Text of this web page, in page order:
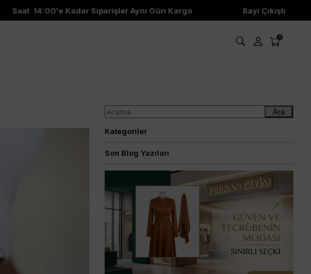
Saat 14:00'e Kadar Siparişler Aynı Gün Kargo Bayi Çıkışlı Ürünler
0
Ara
Kategoriler
Son Blog Yazıları